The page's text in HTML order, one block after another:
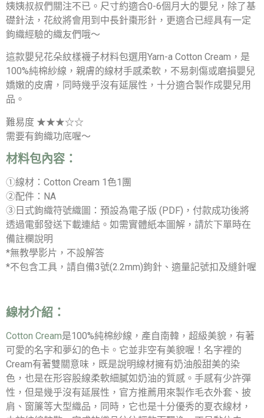
姨姨叔叔們關注不已。尺寸約適合0-6個月大的嬰兒，除了基
礎針法，花紋將會用到中長針棗形針，更適合已經具有一定
鉤織經驗的織友們哦～
這款嬰兒花朵紋樣襪子材料包選用Yarn-a Cotton Cream，是
100%純棉紗線，親膚的線材手感柔軟，不易刺傷或磨損嬰兒
嬌嫩的皮膚，同時幾乎沒有延展性，十分適合製作成嬰兒用
品。
難易度 ★★★☆☆
需要有鉤織功底喔～
材料包內容：
①線材：Cotton Cream 1色1團
②配件：NA
③日式鉤織符號織圖：預設為電子版 (PDF)，付款成功後將
透過電郵發送下載連結。如需實體紙本圖解，請於下單時在
備註欄說明
*無教學影片，不設解答
*不包含工具，請自備3號(2.2mm)鉤針、適量記號扣及縫針喔
線材介紹：
Cotton Cream是100%純棉紗線，產自南韓，超級美貌，有著
可愛的名字和夢幻的色卡。它並非空有美貌喔！名字裡的
Cream有著雙關意味，既是說明線材擁有奶油般甜美的染
色，也是在形容股線柔軟細膩如奶油的質感。手感有少許彈
性，但是幾乎沒有延展性，官方推薦用來製作毛衣外套、披
肩、窗簾等大型織品，同時，它也是十分優秀的夏衣線材，